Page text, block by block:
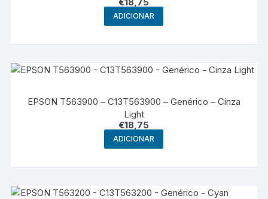
ADICIONAR
EPSON T563900 – C13T563900 – Genérico – Cinza
Light
€18,75
ADICIONAR